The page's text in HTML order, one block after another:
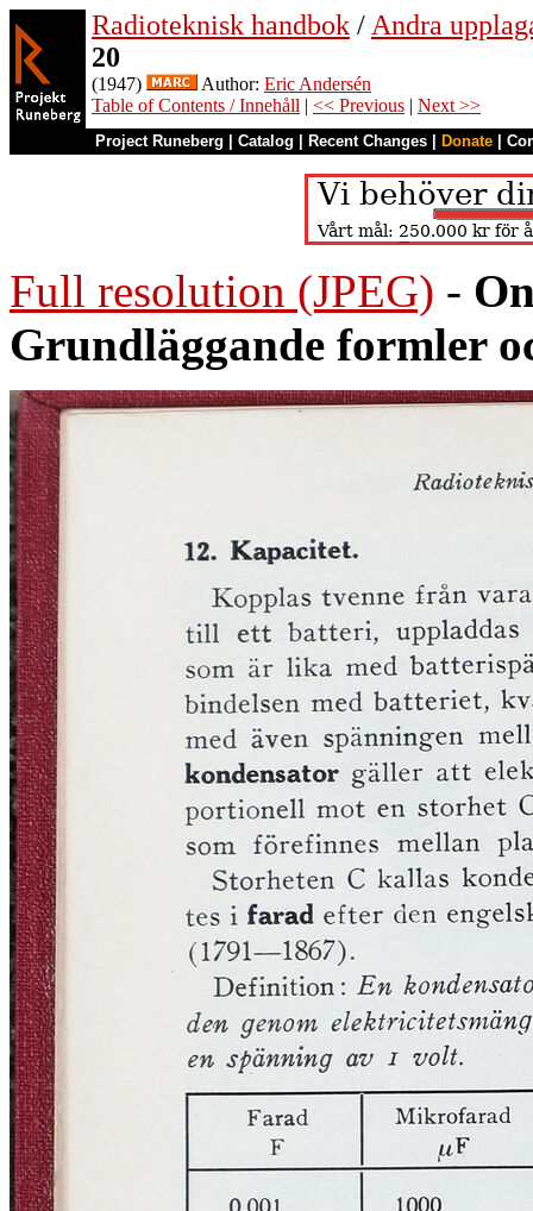
Radioteknisk handbok / Andra
20
(1947) Author: Eric Andersén
Table of Contents / Innehåll | << Previous | Next >>
Project Runeberg Catalog Recent Changes Donate
Full resolution (JPEG) -
Grundläggande formler